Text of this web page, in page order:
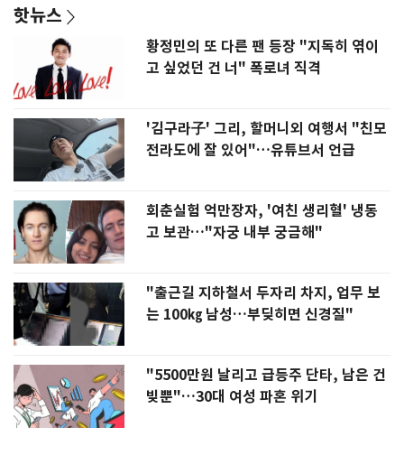
핫뉴스
황정민의 또 다른 팬 등장 "지독히 엮이
고 싶었던 건 너" 폭로녀 직격
'김구라子' 그리, 할머니외 여행서 "친모
전라도에 잘 있어"…유튜브서 언급
회춘실험 억만장자, '여친 생리혈' 냉동
고 보관…"자궁 내부 궁금해"
"출근길 지하철서 두자리 차지, 업무 보
는 100㎏ 남성…부딪히면 신경질"
"5500만원 날리고 급등주 단타, 남은 건
빚뿐"…30대 여성 파혼 위기